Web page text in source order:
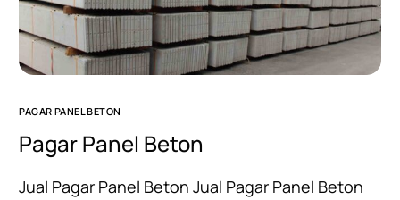
PAGAR PANEL BETON
Pagar Panel Beton
Jual Pagar Panel Beton Jual Pagar Panel Beton